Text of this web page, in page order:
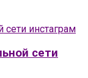
сети